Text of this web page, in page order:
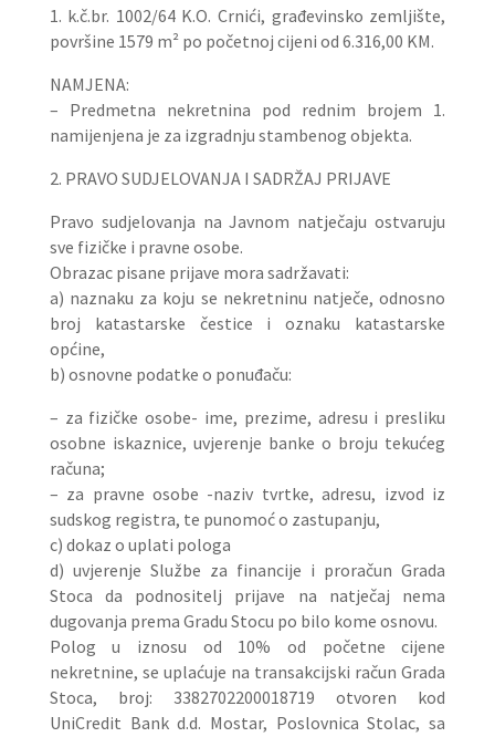
1. k.č.br. 1002/64 K.O. Crnići, građevinsko zemljište,
površine 1579 m² po početnoj cijeni od 6.316,00 KM.
NAMJENA:
– Predmetna nekretnina pod rednim brojem 1.
namijenjena je za izgradnju stambenog objekta.
2. PRAVO SUDJELOVANJA I SADRŽAJ PRIJAVE
Pravo sudjelovanja na Javnom natječaju ostvaruju
sve fizičke i pravne osobe.
Obrazac pisane prijave mora sadržavati:
a) naznaku za koju se nekretninu natječe, odnosno
broj katastarske čestice i oznaku katastarske
općine,
b) osnovne podatke o ponuđaču:
– za fizičke osobe- ime, prezime, adresu i presliku
osobne iskaznice, uvjerenje banke o broju tekućeg
računa;
– za pravne osobe -naziv tvrtke, adresu, izvod iz
sudskog registra, te punomoć o zastupanju,
c) dokaz o uplati pologa
d) uvjerenje Službe za financije i proračun Grada
Stoca da podnositelj prijave na natječaj nema
dugovanja prema Gradu Stocu po bilo kome osnovu.
Polog u iznosu od 10% od početne cijene
nekretnine, se uplaćuje na transakcijski račun Grada
Stoca, broj: 3382702200018719 otvoren kod
UniCredit Bank d.d. Mostar, Poslovnica Stolac, sa